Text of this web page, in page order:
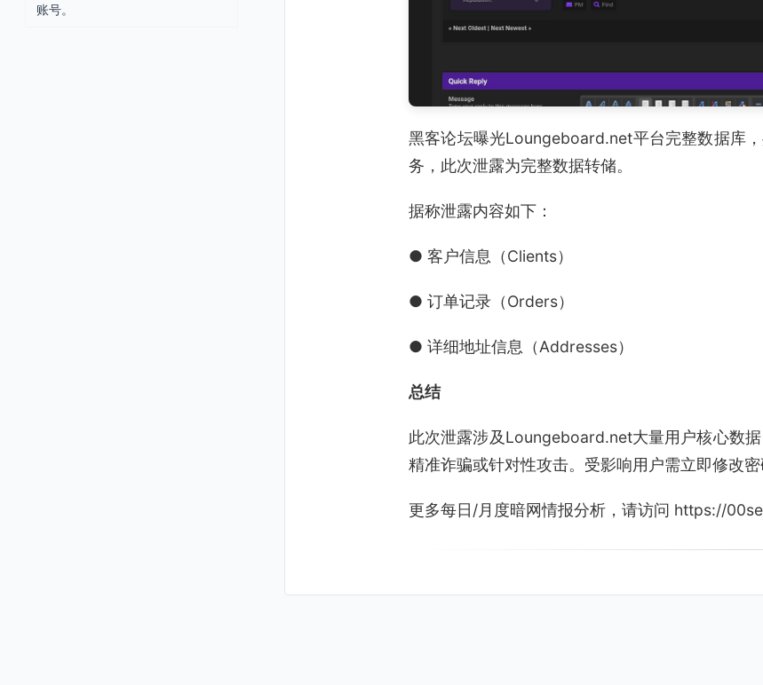
账号。
黑客论坛曝光Loungeboard.net平台完整数据库
务，此次泄露为完整数据转储。
据称泄露内容如下：
● 客户信息（Clients）
● 订单记录（Orders）
● 详细地址信息（Addresses）
总结
此次泄露涉及Loungeboard.net大量用户核心数
精准诈骗或针对性攻击。受影响用户需立即修改
更多每日/月度暗网情报分析，请访问 https://